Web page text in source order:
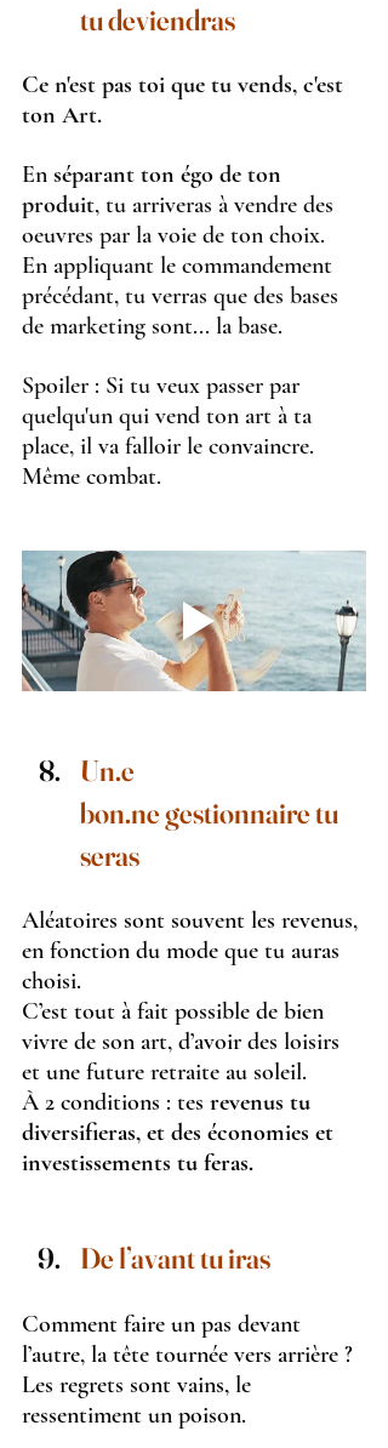
tu deviendras
Ce n'est pas toi que tu vends, c'est
ton Art.
En séparant ton égo de ton
produit, tu arriveras à vendre des
oeuvres par la voie de ton choix.
En appliquant le commandement
précédant, tu verras que des bases
de marketing sont... la base.
Spoiler : Si tu veux passer par
quelqu'un qui vend ton art à ta
place, il va falloir le convaincre.
Même combat.
Un.e
bon.ne gestionnaire tu
seras
Aléatoires sont souvent les revenus,
en fonction du mode que tu auras
choisi.
C’est tout à fait possible de bien
vivre de son art, d’avoir des loisirs
et une future retraite au soleil.
À 2 conditions : tes revenus tu
diversifieras, et des économies et
investissements tu feras.
De l’avant tu iras
Comment faire un pas devant
l’autre, la tête tournée vers arrière ?
Les regrets sont vains, le
ressentiment un poison.